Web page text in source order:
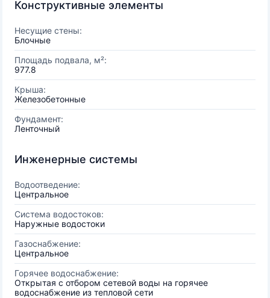
Конструктивные элементы
Несущие стены:
Блочные
Площадь подвала, м²:
977.8
Крыша:
Железобетонные
Фундамент:
Ленточный
Инженерные системы
Водоотведение:
Центральное
Система водостоков:
Наружные водостоки
Газоснабжение:
Центральное
Горячее водоснабжение:
Открытая с отбором сетевой воды на горячее
водоснабжение из тепловой сети